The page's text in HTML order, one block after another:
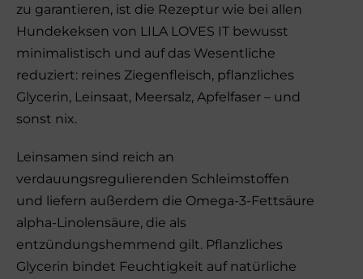
zu garantieren, ist die Rezeptur wie bei allen
Hundekeksen von LILA LOVES IT bewusst
minimalistisch und auf das Wesentliche
reduziert: reines Ziegenfleisch, pflanzliches
Glycerin, Leinsaat, Meersalz, Apfelfaser – und
sonst nix.
Leinsamen sind reich an
verdauungsregulierenden Schleimstoffen
und liefern außerdem die Omega-3-Fettsäure
alpha-Linolensäure, die als
entzündungshemmend gilt. Pflanzliches
Glycerin bindet Feuchtigkeit auf natürliche